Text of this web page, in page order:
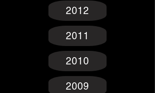
2012
2011
2010
2009